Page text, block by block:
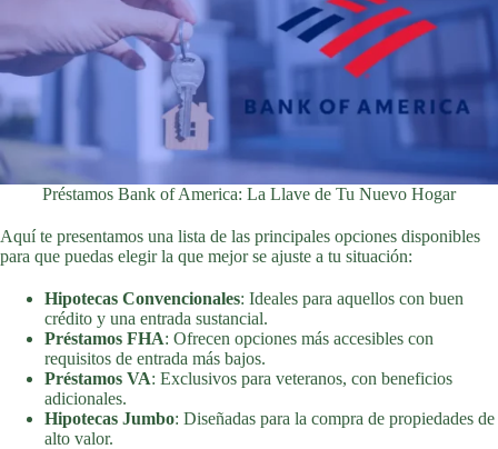
Préstamos Bank of America: La Llave de Tu Nuevo Hogar
Aquí te presentamos una lista de las principales opciones disponibles
para que puedas elegir la que mejor se ajuste a tu situación:
Hipotecas Convencionales: Ideales para aquellos con buen
crédito y una entrada sustancial.
Préstamos FHA: Ofrecen opciones más accesibles con
requisitos de entrada más bajos.
Préstamos VA: Exclusivos para veteranos, con beneficios
adicionales.
Hipotecas Jumbo: Diseñadas para la compra de propiedades de
alto valor.